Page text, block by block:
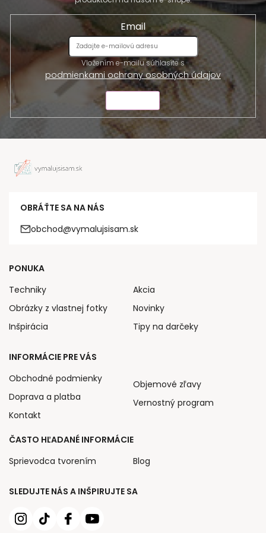
Email
Vložením e-mailu súhlasíte s
podmienkami ochrany osobných údajov
OBRÁŤTE SA NA NÁS
obchod@vymalujsisam.sk
SLEDUJTE NÁS A INŠPIRUJTE SA
PONUKA
Techniky
Obrázky z vlastnej fotky
Inšpirácia
Akcia
Novinky
Tipy na darčeky
INFORMÁCIE PRE VÁS
Obchodné podmienky
Doprava a platba
Kontakt
Objemové zľavy
Vernostný program
ČASTO HĽADANÉ INFORMÁCIE
Sprievodca tvorením
Blog